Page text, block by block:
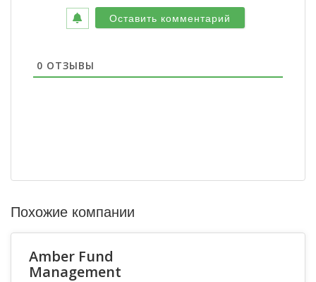
0 ОТЗЫВЫ
Похожие компании
Amber Fund
Management